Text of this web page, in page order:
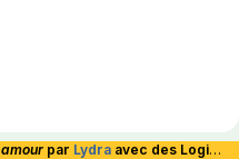
amour par Lydra avec des Logiciels Libres et hébergé en